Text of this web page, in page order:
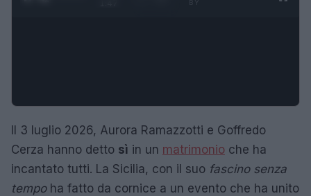
Il 3 luglio 2026, Aurora Ramazzotti e Goffredo
Cerza hanno detto sì in un matrimonio che ha
incantato tutti. La Sicilia, con il suo fascino senza
tempoha fatto da cornice a un evento che ha unito